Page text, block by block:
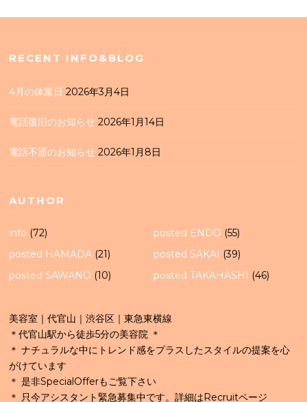
RECENT INFO&BLOG
4月の休業日 2026年3月4日
電話復旧のお知らせ 2026年1月14日
電話不通のお知らせ 2026年1月8日
AUTHOR
info (72) posted ENDO (55)
posted HAMADA (21) posted SAKAI (39)
posted SAWANO (10) posted TAKAHASHI (46)
美容室｜代官山｜渋谷区｜東急東横線
＊代官山駅から徒歩5分の美容院 ＊
＊ ナチュラルな中にトレンド感をプラスしたスタイルの提案を心
がけています
＊ 是非SpecialOfferもご覧下さい
＊ 只今アシスタント緊急募集中です。詳細はRecruitページ